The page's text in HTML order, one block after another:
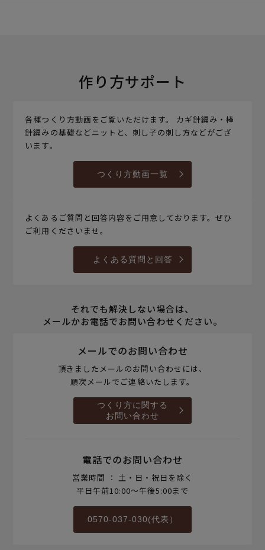
作り方サポート
各種つくり方動画をご覧いただけます。 カギ針編み・棒
針編みの基礎などニットと、刺し子の刺し方などがござ
います。
つくり方動画一覧
よくあるご質問と回答内容をご用意しております。ぜひ
ご利用くださいませ。
よくある質問と回答
それでも解決しない場合は、
メールかお電話でお問い合わせください。
メールでのお問い合わせ
頂きましたメールのお問い合わせには、
順次メールでご連絡いたします。
つくり方に関する
お問い合わせ
電話でのお問い合わせ
営業時間 ： 土・日・祝日を除く
平日午前10:00～午後5:00まで
0570-037-030(代表）